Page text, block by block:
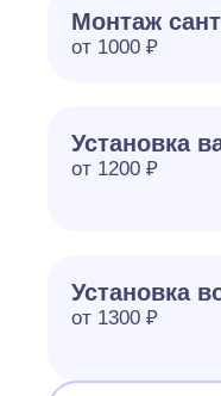
Монтаж
от 1000 ₽
Установка
от 1200 ₽
Установка
от 1300 ₽